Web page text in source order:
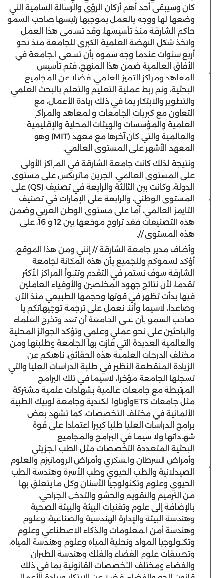
كان وسيبقى أحد أهم أركان الرؤى والرسالة السامية التي
وضعها لها ووجه بالعمل بموجبها رئيسها صاحب السمو
حاكم الشارقة منذ تأسيسها، وقد تسامى هذا العمل
واتخذ شكل النهضة العلمية الكبرى للجامعة منذ نحو
أربع سنوات عندما وجه سموه بأن تسعى الجامعة في
الأفاق العالمية ضمن هذا المنهج، فتم تأسيس
المعاهد ومراكز التميز العلمي، فضلا عن المجاميع
البحثية، وتم ربط عملية التعليم والتعلم بالبحث العلمي
والتطوير والابتكار بما في ذلك ريادة الأعمال، مع
التعاون مع كبريات الجامعات والمعاهد والمراكز
العلمية والمؤسسات والهيئات المحلية والإقليمية
والعالمية والتي كان آخرها مع معهد (MIT) وهو
المعهد الأشهر على المستوى العالمي.
ونتيجة لذلك كانت جامعة الشارقة في المراكز الأولى
على المستوى العالمي. الجرين ماتريكس على مستوى
الدولة، وكانت بين الثالثة والرابعة في تصنيف (QS) على
المستوى الوطني، والرابعة على الإمارات في تصنيف
التايمز العالمي، أما على مستوى الوطن العربي وضمن
هذه التصنيفات فقد تراوح موقعها بين 12 و 16، على
هذه المستوى //.
وأضاف مدير جامعة الشارقة // إنني ومن هذا الموقع،
أؤكد لسموكم وللجميع بأن هذه المكانة لجامعة
الشارقة سوف تستمر في التقدم وتتبوأ المراكز الأكثر
تقدما، لأن نتائج جهود المخلصين والأوفياء العاملين
فيها بدأت تظهر في قوتها وحجمها الطبيعي منذ الآن
وصاعدا، لاسيما وأننا نعمل على ترجمة توجيهاتكم يا
صاحب السمو بأن على الجامعة أن تعد وتخرج العلماء
والباحثين على نحو عملي وعلمي وتؤكد الجوائز المحلية
والعالمية العديدة التي فازت بها الجامعة وطلبتها ومن
مختلف الدرجات العلمية هذه الحقائق، ناهيكم عن
الزيادة المنقطعة النظير في طلبة الدراسات العليا والتي
تسجلها الجامعة مؤخرا، لاسيما في تلك البرامج
المرتبطة مع جامعات عالمية بشهادات علمية مشتركة
مثل جامعات ETSوأوتاوا الكندية وجامعة لوبيك الطبية
الألمانية في مختلف التخصصات، كما تشهد بعض
برامج الدراسات العليا طلبا كبيرا اعتمادا على قوة
شهاداتها ولا سيما في البرامج والمجاميع
البحثية المتعددة التخصصات مثل الطب الجزيئي
وأمراض السرطان والسكري وأمراض الروماتيزم والعلوم
الصيدلانية والطب الحيوي وطب الأسرة وهندسة الطب
الحيوي وعلوم وتكنولوجيا الأسنان وكل ما يتعلق بها
من الترميم والتقويم والحشو والتدخل الجراحي،
بالإضافة إلى علوم وتقنيات البيئة والبيئة الصحية
وهندسة البيئة والإدارة الهندسية والصناعية، وعلوم
وهندسة أمن المعلومات والذكاء الاصطناعي وعلوم
وتكنولوجيا المواد وتحلية المياه وعلوم وهندسة المياه،
وتطبيقات علوم الفضاء والفلك وهندسة الطيران
والفضاء ومختلف التخصصات القانونية بما في ذلك